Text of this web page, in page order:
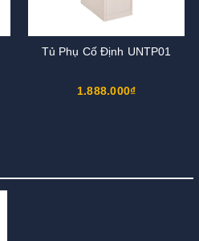
Tủ Phụ Cố Định UNTP01
1.888.000₫